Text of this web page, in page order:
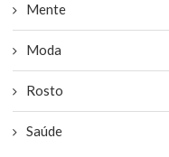
Mente
Moda
Rosto
Saúde